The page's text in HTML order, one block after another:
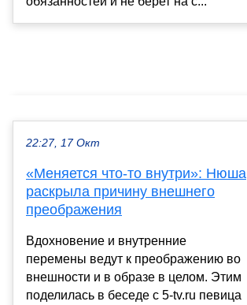
22:27, 17 Окт
«Меняется что-то внутри»: Нюша
раскрыла причину внешнего
преображения
Вдохновение и внутренние
перемены ведут к преображению во
внешности и в образе в целом. Этим
поделилась в беседе с 5-tv.ru певица